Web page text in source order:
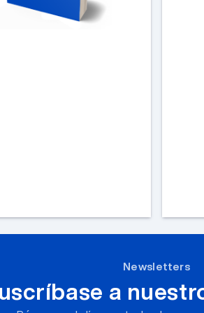
Newsletters
a